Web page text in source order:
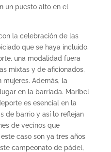
un puesto alto en el
la celebración de las
que se haya incluido,
una modalidad fuera
mixtas y de aficionados,
Además, la
en la barriada. Maribel
es esencial en la
de barrio y así lo reflejan
de vecinos que
caso son ya tres años
campeonato de pádel,